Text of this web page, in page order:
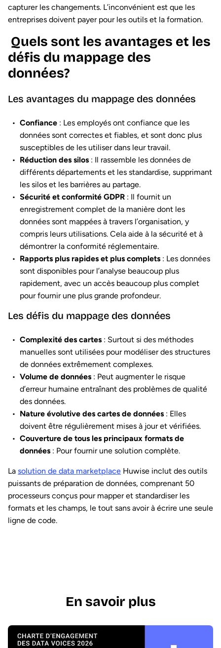
capturer les changements. L’inconvénient est que les
entreprises doivent payer pour les outils et la formation.
Quels sont les avantages et les
défis du mappage des
données?
Les avantages du mappage des données
Confiance : Les employés ont confiance que les
données sont correctes et fiables, et sont donc plus
susceptibles de les utiliser dans leur travail.
Réduction des silos : Il rassemble les données de
différents départements et les standardise, supprimant
les silos et les barrières au partage.
Sécurité et conformité GDPR : Il fournit un
enregistrement complet de la manière dont les
données sont mappées à travers l’organisation, y
compris leurs utilisations. Cela aide à la sécurité et à
démontrer la conformité réglementaire.
Rapports plus rapides et plus complets : Les données
sont disponibles pour l’analyse beaucoup plus
rapidement, avec un accès beaucoup plus complet
pour fournir une plus grande profondeur.
Les défis du mappage des données
Complexité des cartes : Surtout si des méthodes
manuelles sont utilisées pour modéliser des structures
de données extrêmement complexes.
Volume de données : Peut augmenter le risque
d’erreur humaine entraînant des problèmes de qualité
des données.
Nature évolutive des cartes de données : Elles
doivent être régulièrement mises à jour et vérifiées.
Couverture de tous les principaux formats de
données : Pour fournir une solution complète.
La solution de data marketplace Huwise inclut des outils
puissants de préparation de données, comprenant 50
processeurs conçus pour mapper et standardiser les
formats et les champs, le tout sans avoir à écrire une seule
ligne de code.
En savoir plus